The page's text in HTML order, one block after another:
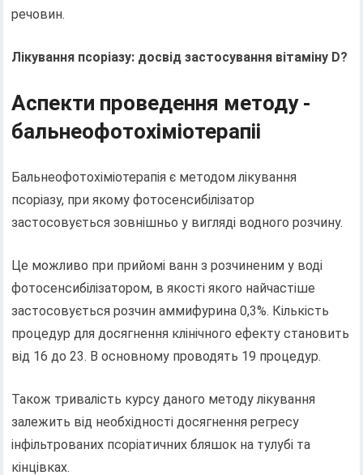
речовин.
Лікування псоріазу: досвід застосування вітаміну D?
Аспекти проведення методу -
бальнеофотохіміотерапіі
Бальнеофотохіміотерапія є методом лікування
псоріазу, при якому фотосенсибілізатор
застосовується зовнішньо у вигляді водного розчину.
Це можливо при прийомі ванн з розчиненим у воді
фотосенсибілізатором, в якості якого найчастіше
застосовується розчин аммифурина 0,3%. Кількість
процедур для досягнення клінічного ефекту становить
від 16 до 23. В основному проводять 19 процедур.
Також тривалість курсу даного методу лікування
залежить від необхідності досягнення регресу
інфільтрованих псоріатичних бляшок на тулубі та
кінцівках.